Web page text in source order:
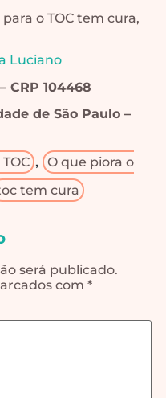
o TOC tem cura,
Luciano
CRP 104468
de São Paulo –
, O que piora o
tem cura
será publicado.
com *